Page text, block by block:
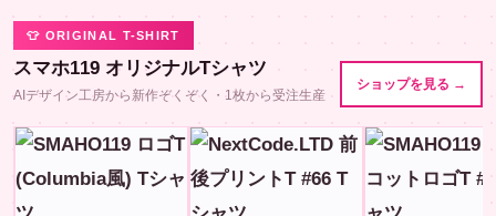
👕 ORIGINAL T-SHIRT
スマホ119 オリジナルTシャツ
AIデザイン工房から新作ぞくぞく・1枚から受注生産
ショップを見る →